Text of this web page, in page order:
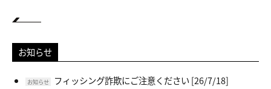
お知らせ
お知らせ フィッシング詐欺にご注意ください[26/7/18]